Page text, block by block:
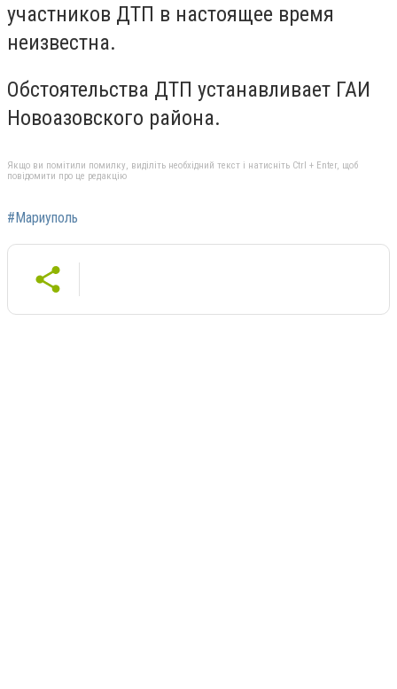
участников ДТП в настоящее время
неизвестна.
Обстоятельства ДТП устанавливает ГАИ
Новоазовского района.
Якщо ви помітили помилку, виділіть необхідний текст і натисніть Ctrl + Enter, щоб
повідомити про це редакцію
#Мариуполь